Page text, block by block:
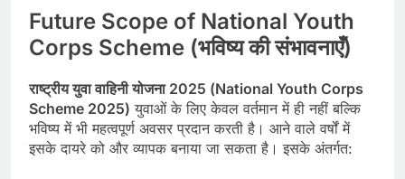
Future Scope of National Youth
Corps Scheme (भविष्य की संभावनाएँ)
राष्ट्रीय युवा वाहिनी योजना 2025 (National Youth Corps
Scheme 2025) युवाओं के लिए केवल वर्तमान में ही नहीं बल्कि
भविष्य में भी महत्वपूर्ण अवसर प्रदान करती है। आने वाले वर्षों में
इसके दायरे को और व्यापक बनाया जा सकता है। इसके अंतर्गत: